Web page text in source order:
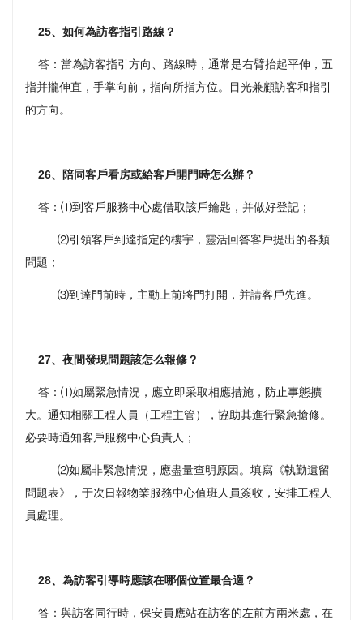
25、如何為訪客指引路線？
答：當為訪客指引方向、路線時，通常是右臂抬起平伸，五
指并攏伸直，手掌向前，指向所指方位。目光兼顧訪客和指引
的方向。
26、陪同客戶看房或給客戶開門時怎么辦？
答：⑴到客戶服務中心處借取該戶鑰匙，并做好登記；
⑵引領客戶到達指定的樓宇，靈活回答客戶提出的各類
問題；
⑶到達門前時，主動上前將門打開，并請客戶先進。
27、夜間發現問題該怎么報修？
答：⑴如屬緊急情況，應立即采取相應措施，防止事態擴
大。通知相關工程人員（工程主管），協助其進行緊急搶修。
必要時通知客戶服務中心負責人；
⑵如屬非緊急情況，應盡量查明原因。填寫《執勤遺留
問題表》，于次日報物業服務中心值班人員簽收，安排工程人
員處理。
28、為訪客引導時應該在哪個位置最合適？
答：與訪客同行時，保安員應站在訪客的左前方兩米處，在